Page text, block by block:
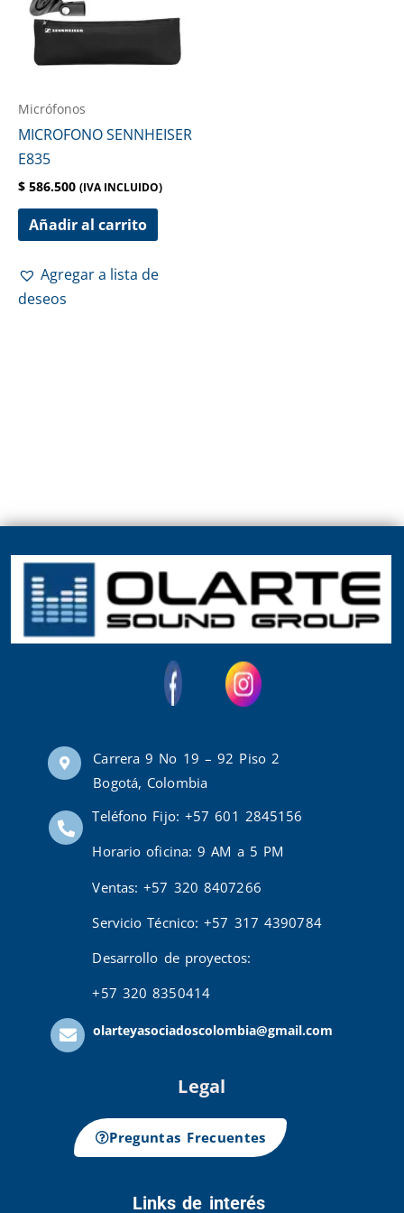
Micrófonos
MICROFONO SENNHEISER
E835
$ 586.500 (IVA INCLUIDO)
Añadir al carrito
Agregar a lista de
deseos
Carrera 9 No 19 – 92 Piso 2
Bogotá, Colombia
Teléfono Fijo: +57 601 2845156
Horario oficina: 9 AM a 5 PM
Ventas: +57 320 8407266
Servicio Técnico: +57 317 4390784
Desarrollo de proyectos:
+57 320 8350414
olarteyasociadoscolombia@gmail.com
Legal
Preguntas Frecuentes
Links de interés